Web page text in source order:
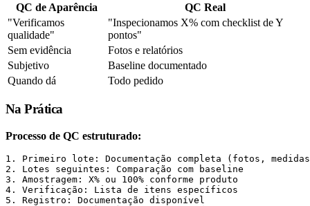
QC de Aparência
QC Real
"Verificamos
qualidade"
"Inspecionamos X% com checklist de Y
pontos"
Sem evidência
Fotos e relatórios
Subjetivo
Baseline documentado
Quando dá
Todo pedido
Na Prática
Processo de QC estruturado:
1. Primeiro lote: Documentação completa (fotos,
2. Lotes seguintes: Comparação com baseline
3. Amostragem: X% ou 100% conforme produto
4. Verificação: Lista de itens específicos
5. Registro: Documentação disponível